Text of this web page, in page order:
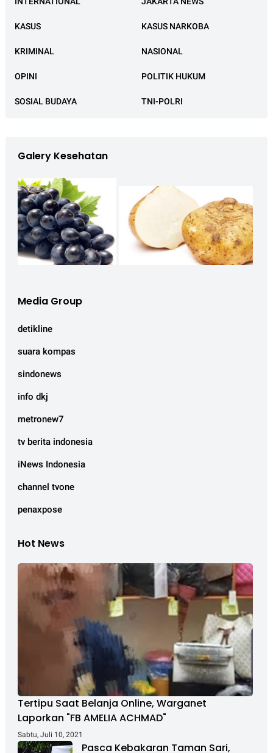
KASUS KASUS NARKOBA
KRIMINAL NASIONAL
OPINI POLITIK HUKUM
SOSIAL BUDAYA TNI-POLRI
Galery Kesehatan
Media Group
detikline
suara kompas
sindonews
info dkj
metronew7
tv berita indonesia
iNews Indonesia
channel tvone
penaxpose
Hot News
Tertipu Saat Belanja Online, Warganet
Laporkan "FB AMELIA ACHMAD"
Sabtu, Juli 10, 2021
Pasca Kebakaran Taman Sari,